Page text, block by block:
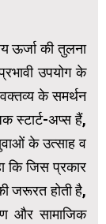
ऊर्जा की तुलना
उपयोग के
वक्तव्य के समर्थन
स्टार्ट-अप्स हैं,
के उत्साह व
कि जिस प्रकार
जरूरत होती है,
और सामाजिक